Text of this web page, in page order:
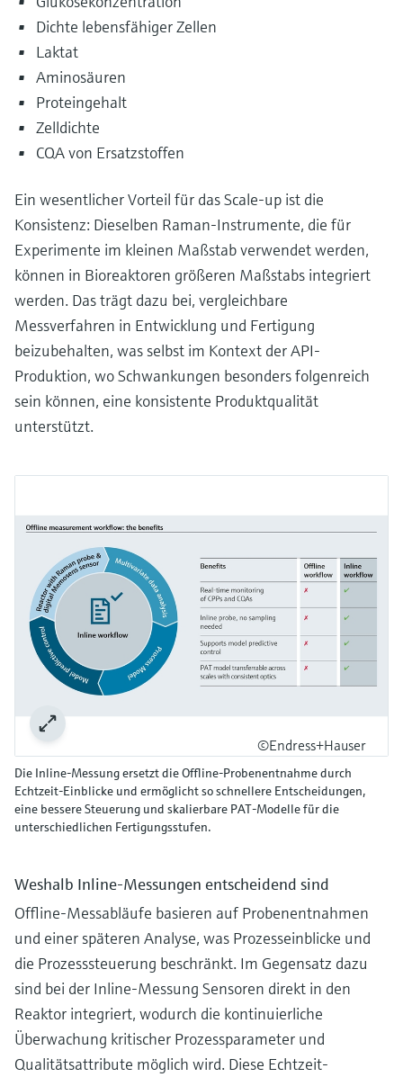
Dichte lebensfähiger Zellen
Laktat
Aminosäuren
Proteingehalt
Zelldichte
CQA von Ersatzstoffen
Ein wesentlicher Vorteil für das Scale-up ist die
Konsistenz: Dieselben Raman-Instrumente, die für
Experimente im kleinen Maßstab verwendet werden,
können in Bioreaktoren größeren Maßstabs integriert
werden. Das trägt dazu bei, vergleichbare
Messverfahren in Entwicklung und Fertigung
beizubehalten, was selbst im Kontext der API-
Produktion, wo Schwankungen besonders folgenreich
sein können, eine konsistente Produktqualität
unterstützt.
©Endress+Hauser
Die Inline-Messung ersetzt die Offline-Probenentnahme durch
Echtzeit-Einblicke und ermöglicht so schnellere Entscheidungen,
eine bessere Steuerung und skalierbare PAT-Modelle für die
unterschiedlichen Fertigungsstufen.
Weshalb Inline-Messungen entscheidend sind
Offline-Messabläufe basieren auf Probenentnahmen
und einer späteren Analyse, was Prozesseinblicke und
die Prozesssteuerung beschränkt. Im Gegensatz dazu
sind bei der Inline-Messung Sensoren direkt in den
Reaktor integriert, wodurch die kontinuierliche
Überwachung kritischer Prozessparameter und
Qualitätsattribute möglich wird. Diese Echtzeit-